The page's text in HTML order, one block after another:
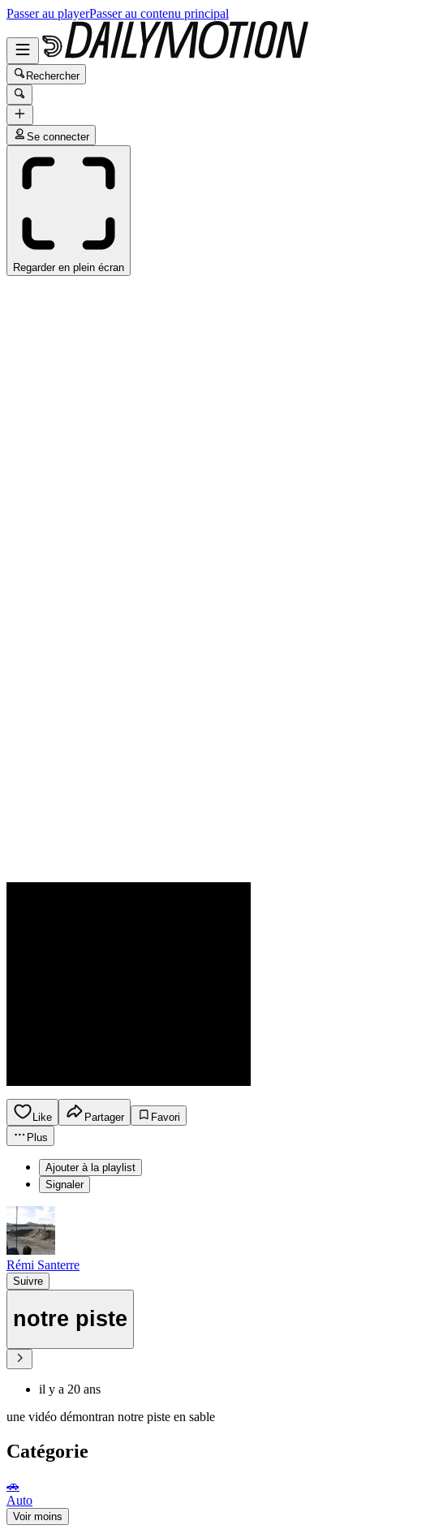
Passer au playerPasser au contenu principal
Rechercher
Se connecter
Regarder en plein écran
Like Partager
Favori
Plus
Ajouter à la playlist
Signaler
Rémi Santerre
Suivre
notre piste
il y a 20 ans
une vidéo démontran notre piste en sable
Catégorie
🚗
Auto
Voir moins